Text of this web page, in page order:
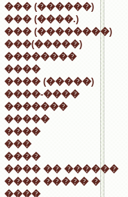
��� (������)
��� (����.)
��� (��������)
���(�����)
��������
����
���� (�����)
����-����
�������
�����
����
���
����
���� �� ������
���� ����� �
����